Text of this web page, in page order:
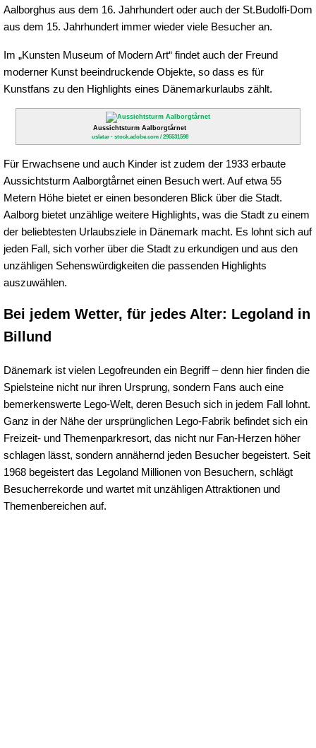
Aalborghus aus dem 16. Jahrhundert oder auch der St.Budolfi-Dom
aus dem 15. Jahrhundert immer wieder viele Besucher an.
Im „Kunsten Museum of Modern Art“ findet auch der Freund
moderner Kunst beeindruckende Objekte, so dass es für
Kunstfans zu den Highlights eines Dänemarkurlaubs zählt.
Aussichtsturm Aalborgtårnet
uslatar - stock.adobe.com / 295531598
Für Erwachsene und auch Kinder ist zudem der 1933 erbaute
Aussichtsturm Aalborgtårnet einen Besuch wert. Auf etwa 55
Metern Höhe bietet er einen besonderen Blick über die Stadt.
Aalborg bietet unzählige weitere Highlights, was die Stadt zu einem
der beliebtesten Urlaubsziele in Dänemark macht. Es lohnt sich auf
jeden Fall, sich vorher über die Stadt zu erkundigen und aus den
unzähligen Sehenswürdigkeiten die passenden Highlights
auszuwählen.
Bei jedem Wetter, für jedes Alter: Legoland in
Billund
Dänemark ist vielen Legofreunden ein Begriff – denn hier finden die
Spielsteine nicht nur ihren Ursprung, sondern Fans auch eine
bemerkenswerte Lego-Welt, deren Besuch sich in jedem Fall lohnt.
Ganz in der Nähe der ursprünglichen Lego-Fabrik befindet sich ein
Freizeit- und Themenparkresort, das nicht nur Fan-Herzen höher
schlagen lässt, sondern annähernd jeden Besucher begeistert. Seit
1968 begeistert das Legoland Millionen von Besuchern, schlägt
Besucherrekorde und wartet mit unzähligen Attraktionen und
Themenbereichen auf.